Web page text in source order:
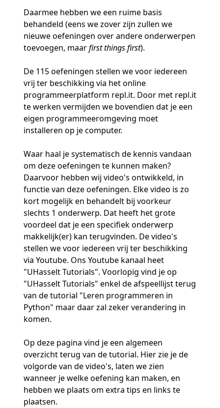
Daarmee hebben we een ruime basis
behandeld (eens we zover zijn zullen we
nieuwe oefeningen over andere onderwerpen
toevoegen, maarfirst things first).
De 115 oefeningen stellen we voor iedereen
vrij ter beschikking via het online
programmeerplatform repl.it. Door met repl.it
te werken vermijden we bovendien dat je een
eigen programmeeromgeving moet
installeren op je computer.
Waar haal je systematisch de kennis vandaan
om deze oefeningen te kunnen maken?
Daarvoor hebben wij video's ontwikkeld, in
functie van deze oefeningen. Elke video is zo
kort mogelijk en behandelt bij voorkeur
slechts 1 onderwerp. Dat heeft het grote
voordeel dat je een specifiek onderwerp
makkelijk(er) kan terugvinden. De video's
stellen we voor iedereen vrij ter beschikking
via Youtube. Ons Youtube kanaal heet
"UHasselt Tutorials". Voorlopig vind je op
"UHasselt Tutorials" enkel de afspeellijst terug
van de tutorial "Leren programmeren in
Python" maar daar zal zeker verandering in
komen.
Op deze pagina vind je een algemeen
overzicht terug van de tutorial. Hier zie je de
volgorde van de video's, laten we zien
wanneer je welke oefening kan maken, en
hebben we plaats om extra tips en links te
plaatsen.